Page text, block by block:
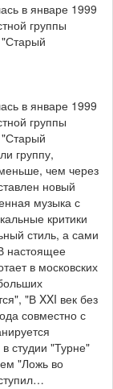
в январе 1999
группы
"Старый
в январе 1999
группы
"Старый
группу,
чем через
новый
музыка с
критики
стиль, а сами
настоящее
в московских
"В XXI век без
совместно с
студии "Турне"
"Ложь во